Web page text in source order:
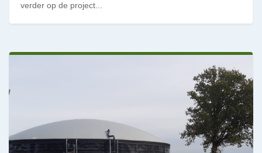
verder op de project...